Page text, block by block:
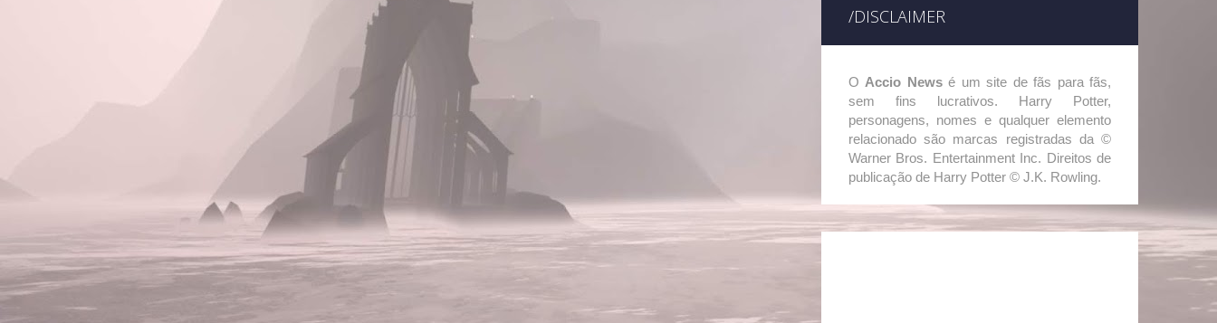
/DISCLAIMER
O Accio Newsé um site de fãs para fãs,
sem fins lucrativos. Harry Potter,
personagens, nomes e qualquer elemento
relacionado são marcas registradas da ©
Warner Bros. Entertainment Inc. Direitos de
publicação de Harry Potter © J.K. Rowling.